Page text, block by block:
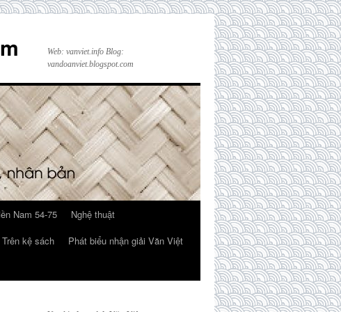
Web: vanviet.info Blog:
vandoanviet.blogspot.com
Nam 54-75
Nghệ thuật
Trên kệ sách
Phát biểu nhận giải Văn Việt